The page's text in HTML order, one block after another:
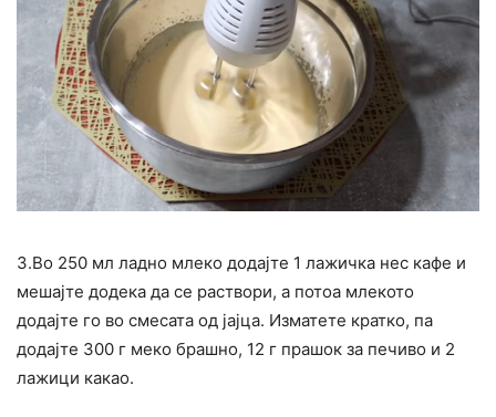
3.Во 250 мл ладно млеко додајте 1 лажичка нес кафе и
мешајте додека да се раствори, а потоа млекото
додајте го во смесата од јајца. Изматете кратко, па
додајте 300 г меко брашно, 12 г прашок за печиво и 2
лажици какао.